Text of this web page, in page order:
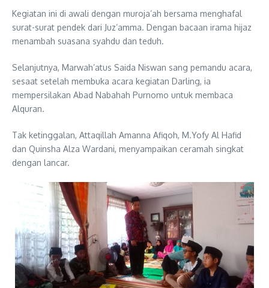
Kegiatan ini di awali dengan muroja’ah bersama menghafal
surat-surat pendek dari Juz’amma. Dengan bacaan irama hijaz
menambah suasana syahdu dan teduh.
Selanjutnya, Marwah’atus Saida Niswan sang pemandu acara,
sesaat setelah membuka acara kegiatan Darling, ia
mempersilakan Abad Nabahah Purnomo untuk membaca
Alquran.
Tak ketinggalan, Attaqillah Amanna Afiqoh, M.Yofy Al Hafid
dan Quinsha Alza Wardani, menyampaikan ceramah singkat
dengan lancar.